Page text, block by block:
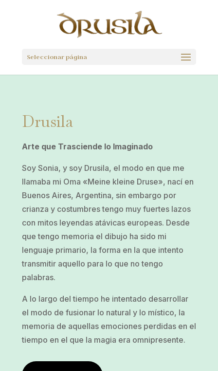
Seleccionar página
Drusila
Arte que Trasciende lo Imaginado
Soy Sonia, y soy Drusila, el modo en que me
llamaba mi Oma «Meine kleine Druse», nací en
Buenos Aires, Argentina, sin embargo por
crianza y costumbres tengo muy fuertes lazos
con mitos leyendas atávicas europeas. Desde
que tengo memoria el dibujo ha sido mi
lenguaje primario, la forma en la que intento
transmitir aquello para lo que no tengo
palabras.
A lo largo del tiempo he intentado desarrollar
el modo de fusionar lo natural y lo místico, la
memoria de aquellas emociones perdidas en el
tiempo en el que la magia era omnipresente.